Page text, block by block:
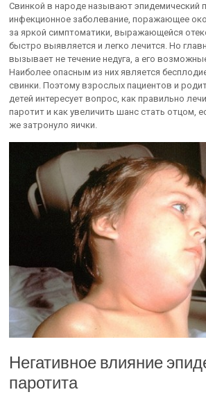
Свинкой в народе называют эпидемический
инфекционное заболевание, поражающее
за яркой симптоматики, выражающейся
быстро выявляется и легко лечится. Но
вызывает не течение недуга, а его
Наиболее опасным из них является
свинки. Поэтому взрослых пациентов и
детей интересует вопрос, как правильно
паротит и как увеличить шанс стать отцом,
же затронуло яички.
Негативное влияние
паротита